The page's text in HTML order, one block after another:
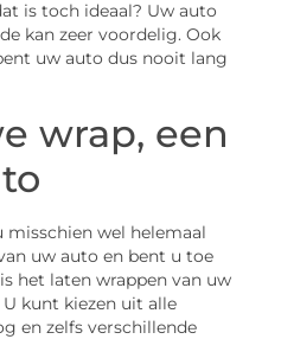
is toch ideaal? Uw auto
kan zeer voordelig. Ook
uw auto dus nooit lang
wrap, een
misschien wel helemaal
uw auto en bent u toe
het laten wrappen van uw
kunt kiezen uit alle
en zelfs verschillende